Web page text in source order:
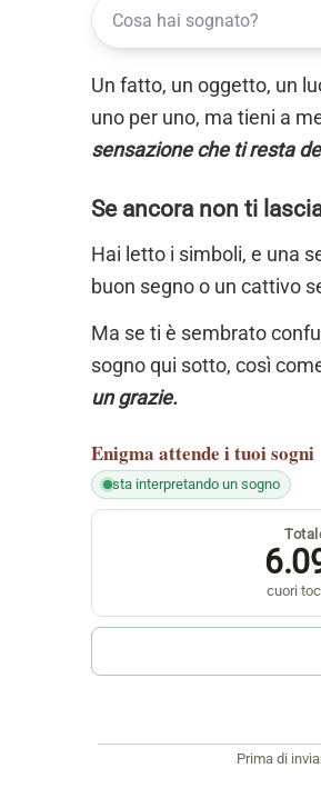
Un fatto, un oggetto, un
uno per uno, ma tieni a
sensazione che ti resta
Se ancora non ti
Hai letto i simboli, e una
buon segno o un cattivo
Ma se ti è sembrato
sogno qui sotto, così
un grazie.
Enigma attende i tuoi sogni
sta interpretando un sogno
cuori
Prima di